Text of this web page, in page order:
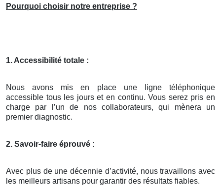
Pourquoi choisir notre entreprise ?
1. Accessibilité totale :
Nous avons mis en place une ligne téléphonique
accessible tous les jours et en continu. Vous serez pris en
charge par l’un de nos collaborateurs, qui mènera un
premier diagnostic.
2. Savoir-faire éprouvé :
Avec plus de une décennie d’activité, nous travaillons avec
les meilleurs artisans pour garantir des résultats fiables.